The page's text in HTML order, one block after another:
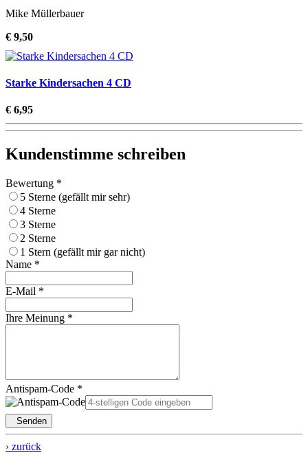
Mike Müllerbauer
€ 9,50
Starke Kindersachen 4 CD
€ 6,95
Kundenstimme schreiben
Bewertung *
5 Sterne (gefällt mir sehr)
4 Sterne
3 Sterne
2 Sterne
1 Stern (gefällt mir gar nicht)
Name *
E-Mail *
Ihre Meinung *
Antispam-Code *
Senden
› zurück